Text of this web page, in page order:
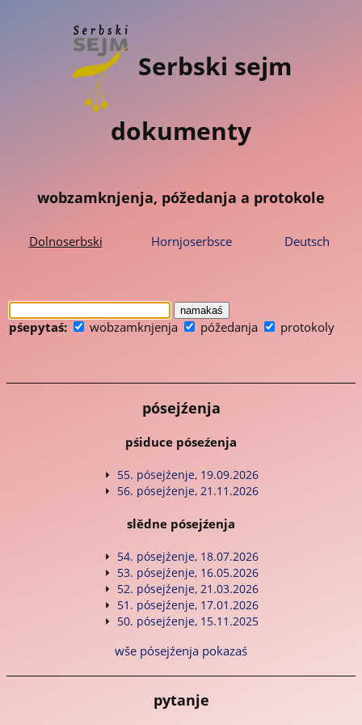
Dolnoserbski Hornjoserbsce Deutsch
Serbski sejm
dokumenty
wobzamknjenja, póžedanja a protokole
pósejźenja
pśiduce póseźenja
55. pósejźenje, 19.09.2026
56. pósejźenje, 21.11.2026
slědne pósejźenja
54. pósejźenje, 18.07.2026
53. pósejźenje, 16.05.2026
52. pósejźenje, 21.03.2026
51. pósejźenje, 17.01.2026
50. pósejźenje, 15.11.2025
wše pósejźenja pokazaś
pytanje
pśepytaś: wobzamknjenja póžedanja protokoly